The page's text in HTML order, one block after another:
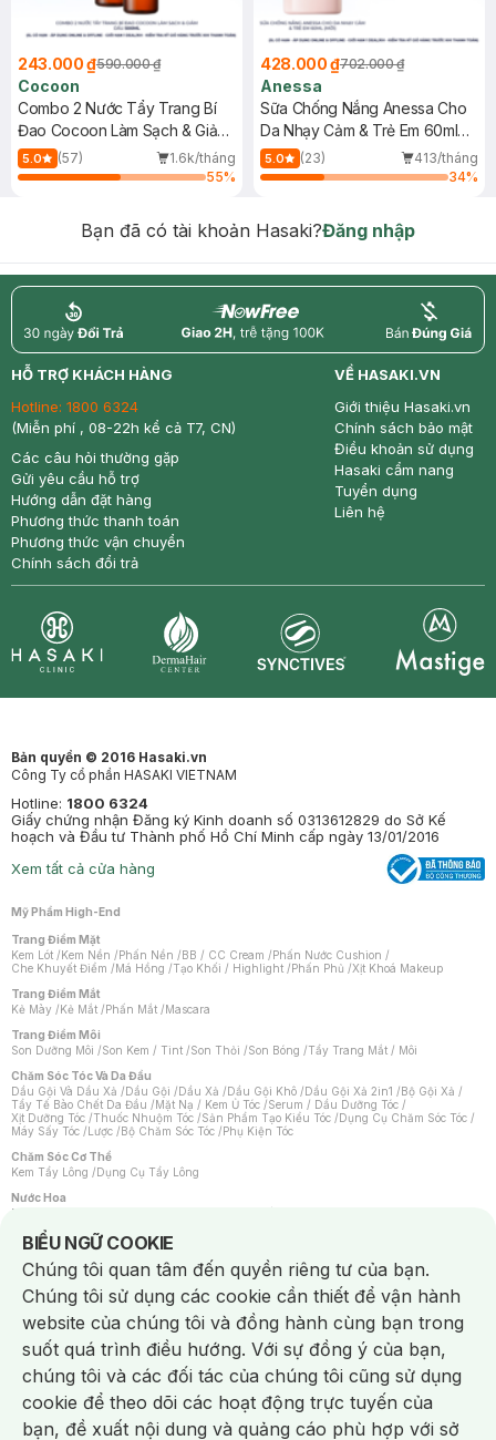
243.000 ₫590.000 ₫
Cocoon
Combo 2 Nước Tẩy Trang Bí
Đao Cocoon Làm Sạch & Giảm
Dầu 500ml
5.0 (57)
1.6k/tháng
55%
428.000 ₫702.000 ₫
Anessa
Sữa Chống Nắng Anessa Cho
Da Nhạy Cảm & Trẻ Em 60ml
(Mới)
5.0 (23)
413/tháng
34%
Bạn đã có tài khoản Hasaki?Đăng nhập
return nowfree price
HỖ TRỢ KHÁCH HÀNG
Hotline: 1800 6324
(Miễn phí , 08-22h kể cả T7, CN)
Các câu hỏi thường gặp
Gửi yêu cầu hỗ trợ
Hướng dẫn đặt hàng
Phương thức thanh toán
Phương thức vận chuyển
Chính sách đổi trả
VỀ HASAKI.VN
Giới thiệu Hasaki.vn
Chính sách bảo mật
Điều khoản sử dụng
Hasaki cẩm nang
Tuyển dụng
Liên hệ
Bản quyền © 2016 Hasaki.vn
Công Ty cổ phần HASAKI VIETNAM
Hotline: 1800 6324
Giấy chứng nhận Đăng ký Kinh doanh số 0313612829 do Sở Kế
hoạch và Đầu tư Thành phố Hồ Chí Minh cấp ngày 13/01/2016
Xem tất cả cửa hàng
Mỹ Phẩm High-End
Trang Điểm Mặt
Kem Lót /Kem Nền /Phấn Nền /BB / CC Cream /Phấn Nước Cushion /
Che Khuyết Điểm /Má Hồng /Tạo Khối / Highlight /Phấn Phủ /Xịt Khoá Makeup
Trang Điểm Mắt
Kẻ Mày /Kẻ Mắt /Phấn Mắt /Mascara
Trang Điểm Môi
Son Dưỡng Môi /Son Kem / Tint /Son Thỏi /Son Bóng /Tẩy Trang Mắt / Môi
Chăm Sóc Tóc Và Da Đầu
Dầu Gội Và Dầu Xả /Dầu Gội /Dầu Xả /Dầu Gội Khô /Dầu Gội Xả 2in1 /Bộ Gội Xả /
Tẩy Tế Bào Chết Da Đầu /Mặt Nạ / Kem Ủ Tóc /Serum / Dầu Dưỡng Tóc /
Xịt Dưỡng Tóc /Thuốc Nhuộm Tóc /Sản Phẩm Tạo Kiểu Tóc /Dụng Cụ Chăm Sóc Tóc /
Máy Sấy Tóc /Lược /Bộ Chăm Sóc Tóc /Phụ Kiện Tóc
Chăm Sóc Cơ Thể
Kem Tẩy Lông /Dụng Cụ Tẩy Lông
Nước Hoa
Nước Hoa Nữ
Chăm Sóc Cá Nhân
Chống Muỗi /Khẩu Trang /Máy Massage/Mặt Nạ Xông Hơi /Nước Rửa Tay/
Sản Phẩm Chăm Sóc Khác /Bàn Chải Đánh Răng /Bàn Chải Điện/
Hỗ Trợ Trắng Răng/Kem Đánh Răng /Máy Tăm Nước/ Nước Súc Miệng/
Tăm / Chỉ Nha Khoa/ Xịt Thơm Miệng / Dung Dịch Vệ Sinh/Dưỡng Vùng Kín/
Khăn Ướt Vệ Sinh Vùng Kín/Băng Vệ Sinh/Tampon/Bọt Cạo Râu /Dao Cạo Râu/
Máy Cạo Râu
Vấn Đề Về Da
Da Dầu / Lỗ Chân Lông To/ Da Khô / Mất Nước/ Da Lão Hóa/ Da Mụn/
Da Nhạy Cảm / Kích Ứng
Da Xỉn Màu Thâm / Nám / Tàn Nhang
Quầng Thâm & Bọng Mắt /Sẹo /Viêm Da Cơ Địa
Dụng Cụ / Phụ Kiện Chăm Sóc Da
BIỂU NGỮ COOKIE
Notice about cookies usage
Chúng tôi quan tâm đến quyền riêng tư của bạn.
Chúng tôi sử dụng các cookie cần thiết để vận hành
website của chúng tôi và đồng hành cùng bạn trong
suốt quá trình điều hướng. Với sự đồng ý của bạn,
chúng tôi và các đối tác của chúng tôi cũng sử dụng
cookie để theo dõi các hoạt động trực tuyến của
bạn, đề xuất nội dung và quảng cáo phù hợp với sở